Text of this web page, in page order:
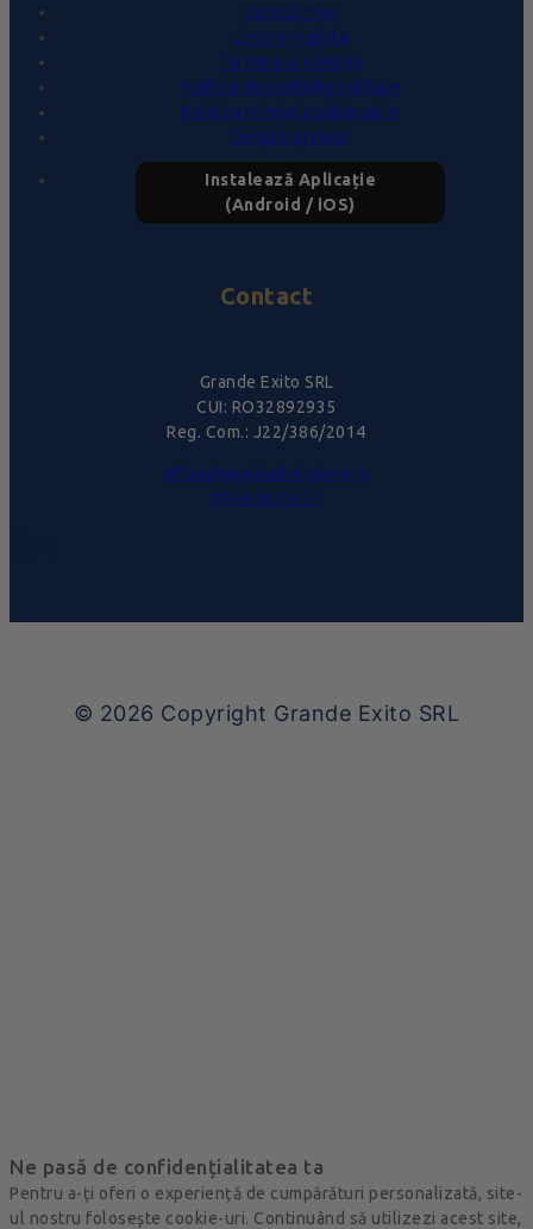
Contul meu
Livrare și plată
Termeni și condiții
Politica de confidențialitate
Politica privind cookie-urile
Despre proiect
Instalează Aplicație
(Android / iOS)
Contact
Grande Exito SRL
CUI: RO32892935
Reg. Com.: J22/386/2014
office@pralinebelgiene.ro
0744.58.74.51
© 2026 Copyright Grande Exito SRL
Ne pasă de confidențialitatea ta
Pentru a-ți oferi o experiență de cumpărături personalizată, site-
ul nostru folosește cookie-uri. Continuând să utilizezi acest site,